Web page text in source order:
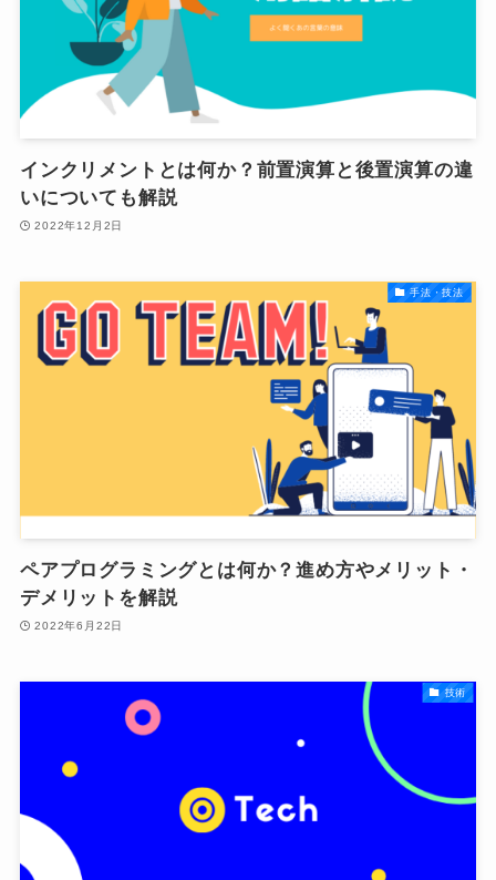
インクリメントとは何か？前置演算と後置演算の違
いについても解説
2022年12月2日
手法・技法
ペアプログラミングとは何か？進め方やメリット・
デメリットを解説
2022年6月22日
技術